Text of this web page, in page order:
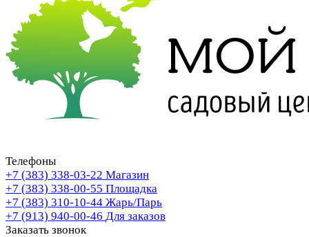
Телефоны
+7 (383) 338-03-22 Магазин
+7 (383) 338-00-55 Площадка
+7 (383) 310-10-44 Жарь/Парь
+7 (913) 940-00-46 Для заказов
Заказать звонок